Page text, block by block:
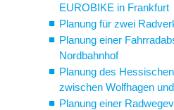
EUROBIKE in Frankfurt
Planung für zwei
Planung einer
Nordbahnhof
Planung des
zwischen Wolfhagen
Planung einer